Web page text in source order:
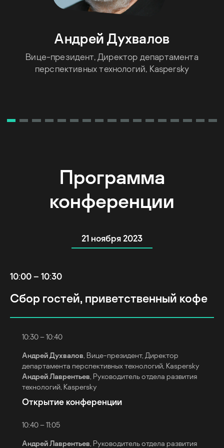
Андрей Духвалов
Вице-президент, Директор департамента
перспективных технологий, Kaspersky
Программа
конференции
21 ноября 2023
10:00 – 10:30
Сбор гостей, приветственный кофе
10:30 – 10:40
Андрей Духвалов , Вице-президент, Директор
департамента перспективных технологий, Kaspersky
Андрей Лаврентьев , Руководитель отдела развития
технологий, Kaspersky
Открытие конференции
10:40 – 11:05
Андрей Лаврентьев , Руководитель отдела развития